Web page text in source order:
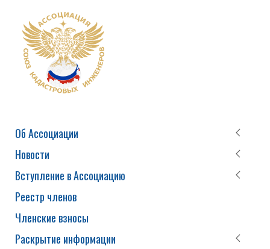
Об Ассоциации
Новости
Вступление в Ассоциацию
Реестр членов
Членские взносы
Раскрытие информации